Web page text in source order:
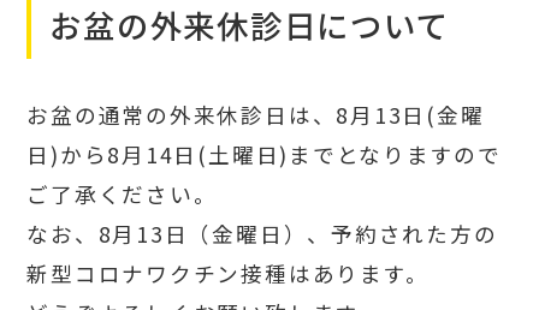
お盆の外来休診日について
お盆の通常の外来休診日は、8月13日(金曜
日)から8月14日(土曜日)までとなりますので
ご了承ください。
なお、8月13日（金曜日）、予約された方の
新型コロナワクチン接種はあります。